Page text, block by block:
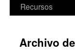
Recursos
Archivo